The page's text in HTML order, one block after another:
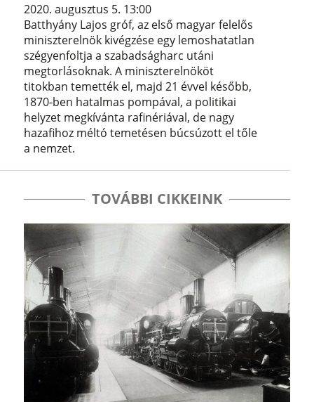
2020. augusztus 5. 13:00
Batthyány Lajos gróf, az első magyar felelős
miniszterelnök kivégzése egy lemoshatatlan
szégyenfoltja a szabadságharc utáni
megtorlásoknak. A miniszterelnököt
titokban temették el, majd 21 évvel később,
1870-ben hatalmas pompával, a politikai
helyzet megkívánta rafinériával, de nagy
hazafihoz méltó temetésen búcsúzott el tőle
a nemzet.
TOVÁBBI CIKKEINK